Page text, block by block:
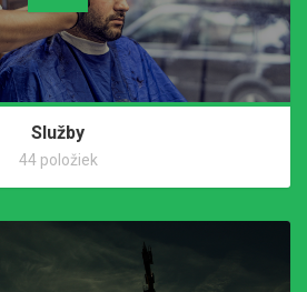
Služby
44 položiek